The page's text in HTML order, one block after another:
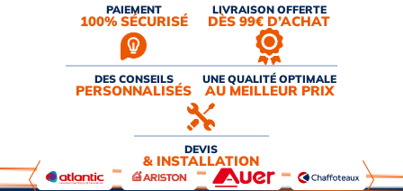
PAIEMENT
100% SÉCURISÉ
LIVRAISON OFFERTE
DÈS 99€ D’ACHAT
DES CONSEILS
PERSONNALISÉS
UNE QUALITÉ OPTIMALE
AU MEILLEUR PRIX
DEVIS
& INSTALLATION